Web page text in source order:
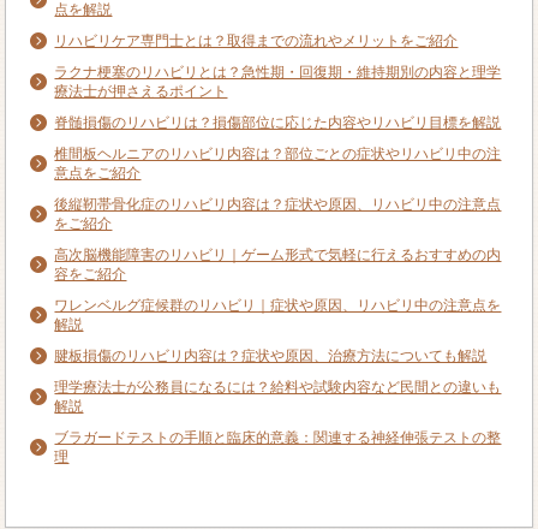
点を解説
リハビリケア専門士とは？取得までの流れやメリットをご紹介
ラクナ梗塞のリハビリとは？急性期・回復期・維持期別の内容と理学
療法士が押さえるポイント
脊髄損傷のリハビリは？損傷部位に応じた内容やリハビリ目標を解説
椎間板ヘルニアのリハビリ内容は？部位ごとの症状やリハビリ中の注
意点をご紹介
後縦靭帯骨化症のリハビリ内容は？症状や原因、リハビリ中の注意点
をご紹介
高次脳機能障害のリハビリ｜ゲーム形式で気軽に行えるおすすめの内
容をご紹介
ワレンベルグ症候群のリハビリ｜症状や原因、リハビリ中の注意点を
解説
腱板損傷のリハビリ内容は？症状や原因、治療方法についても解説
理学療法士が公務員になるには？給料や試験内容など民間との違いも
解説
ブラガードテストの手順と臨床的意義：関連する神経伸張テストの整
理